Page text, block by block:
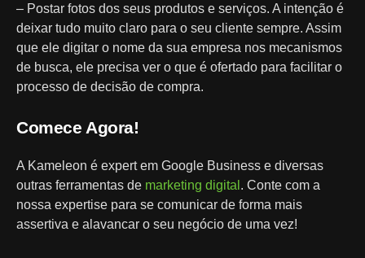
– Postar fotos dos seus produtos e serviços. A intenção é
deixar tudo muito claro para o seu cliente sempre. Assim
que ele digitar o nome da sua empresa nos mecanismos
de busca, ele precisa ver o que é ofertado para facilitar o
processo de decisão de compra.
Comece Agora!
A Kameleon é expert em Google Business e diversas
outras ferramentas de marketing digital . Conte com a
nossa expertise para se comunicar de forma mais
assertiva e alavancar o seu negócio de uma vez!